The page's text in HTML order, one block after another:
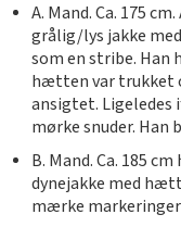
A. Mand. Ca. 175
grålig/lys jakke
som en stribe. Han
hætten var trukket
ansigtet. Ligeledes
mørke snuder. Han
B. Mand. Ca. 185
dynejakke med
mærke markeringer